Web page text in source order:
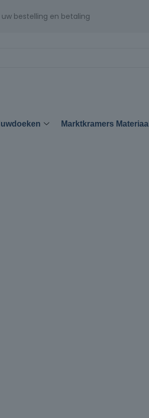
bestelling en betaling
Marktkramers Materiaal